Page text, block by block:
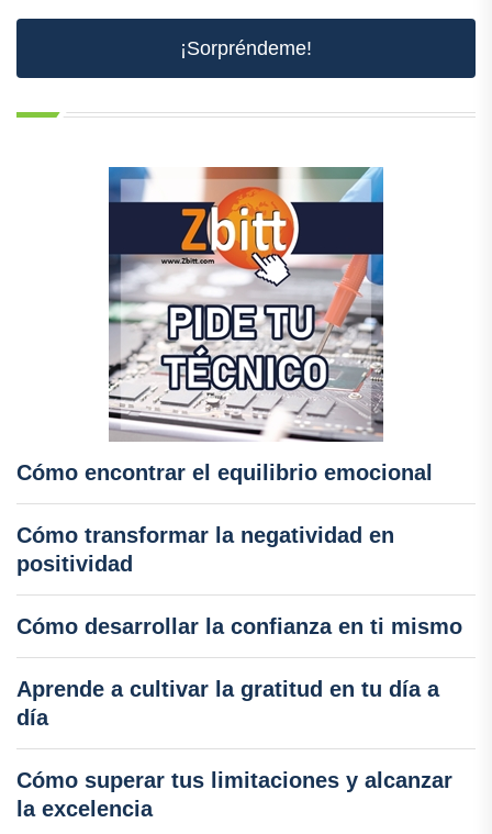
¡Sorpréndeme!
Cómo encontrar el equilibrio emocional
Cómo transformar la negatividad en
positividad
Cómo desarrollar la confianza en ti mismo
Aprende a cultivar la gratitud en tu día a
día
Cómo superar tus limitaciones y alcanzar
la excelencia